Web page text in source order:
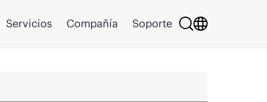
Servicios Compañía Soporte